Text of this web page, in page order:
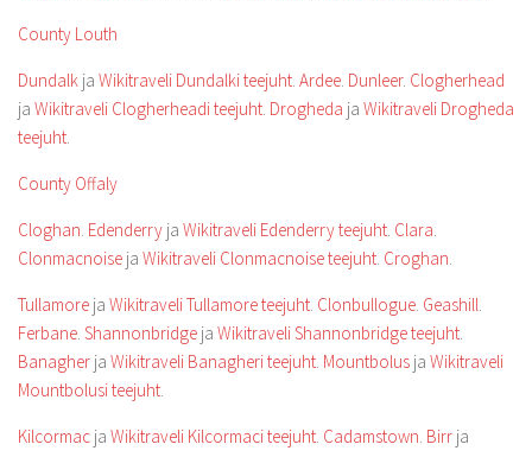
County Louth
Dundalk ja Wikitraveli Dundalki teejuht. Ardee. Dunleer. Clogherhead
ja Wikitraveli Clogherheadi teejuht. Drogheda ja Wikitraveli Drogheda
teejuht.
County Offaly
Cloghan. Edenderry ja Wikitraveli Edenderry teejuht. Clara.
Clonmacnoise ja Wikitraveli Clonmacnoise teejuht. Croghan.
Tullamore ja Wikitraveli Tullamore teejuht. Clonbullogue. Geashill.
Ferbane. Shannonbridge ja Wikitraveli Shannonbridge teejuht.
Banagher ja Wikitraveli Banagheri teejuht. Mountbolus ja Wikitraveli
Mountbolusi teejuht.
Kilcormac ja Wikitraveli Kilcormaci teejuht. Cadamstown. Birr ja